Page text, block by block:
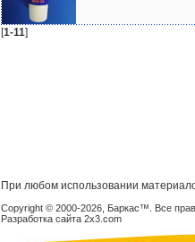
[1-11]
При любом использовании
Copyright © 2000-2026, Баркас™. Все
Разработка сайта 2x3.com